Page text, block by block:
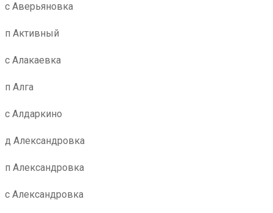
с Аверьяновка
п Активный
с Алакаевка
п Алга
с Алдаркино
д Александровка
п Александровка
с Александровка